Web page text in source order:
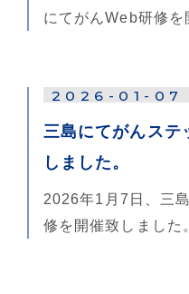
にてがんWeb研修を
2026-01-07
三島にてがんステ
しました。
2026年1月7日、三
修を開催致しました